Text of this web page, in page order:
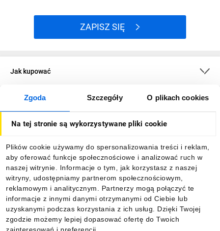
Zgoda Szczegóły O plikach cookies
Na tej stronie są wykorzystywane pliki cookie
Plików cookie używamy do spersonalizowania treści i reklam,
aby oferować funkcje społecznościowe i analizować ruch w
naszej witrynie. Informacje o tym, jak korzystasz z naszej
witryny, udostępniamy partnerom społecznościowym,
reklamowym i analitycznym. Partnerzy mogą połączyć te
informacje z innymi danymi otrzymanymi od Ciebie lub
uzyskanymi podczas korzystania z ich usług. Dzięki Twojej
zgodzie możemy lepiej dopasować ofertę do Twoich
ZAPISZ SIĘ
Jak kupować
O firmie
Informacje
Pobierz naszą aplikację mobilną: